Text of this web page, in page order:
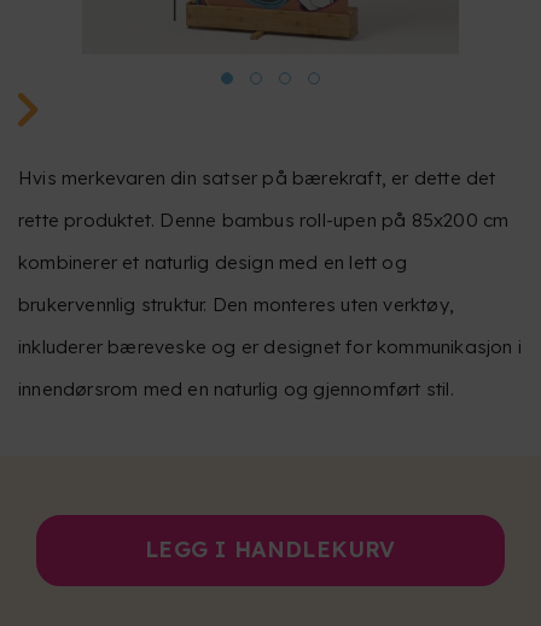
Hvis merkevaren din satser på bærekraft, er dette det
rette produktet. Denne bambus roll-upen på 85x200 cm
kombinerer et naturlig design med en lett og
brukervennlig struktur. Den monteres uten verktøy,
inkluderer bæreveske og er designet for kommunikasjon i
innendørsrom med en naturlig og gjennomført stil.
LEGG I HANDLEKURV